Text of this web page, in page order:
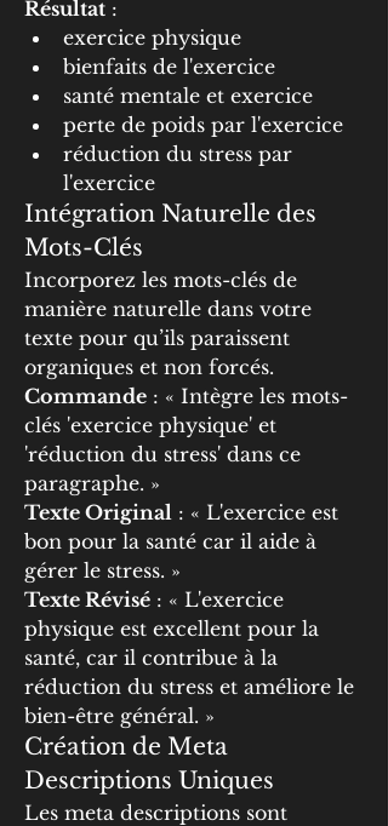
Résultat :
exercice physique
bienfaits de l'exercice
santé mentale et exercice
perte de poids par l'exercice
réduction du stress par
l'exercice
Intégration Naturelle des
Mots-Clés
Incorporez les mots-clés de
manière naturelle dans votre
texte pour qu’ils paraissent
organiques et non forcés.
Commande : « Intègre les mots-
clés 'exercice physique' et
'réduction du stress' dans ce
paragraphe. »
Texte Original : « L'exercice est
bon pour la santé car il aide à
gérer le stress. »
Texte Révisé : « L'exercice
physique est excellent pour la
santé, car il contribue à la
réduction du stress et améliore le
bien-être général. »
Création de Meta
Descriptions Uniques
Les meta descriptions sont